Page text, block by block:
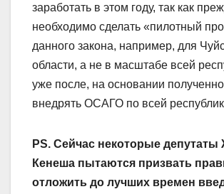
заработать в этом году, так как
необходимо сделать «пилотный
данного закона, например, для
области, а не в масштабе всей
уже после, на основании
внедрять ОСАГО по всей
PS. Сейчас некоторые депутаты
Кенеша пытаются призвать
отложить до лучших времен